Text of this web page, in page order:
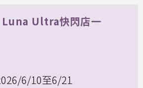
Ultra快閃店一
6/10至6/21